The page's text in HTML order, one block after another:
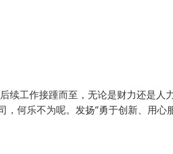
续工作接踵而至，无论是财力还是人
，何乐不为呢。发扬“勇于创新、用心